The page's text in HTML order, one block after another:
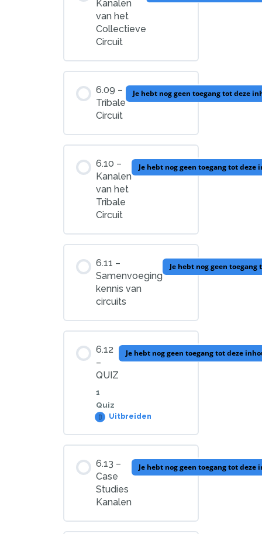
Kanalen
van het
Collectieve
Circuit
6.09 –
Tribale
Circuit
Je hebt nog geen toegang tot deze
6.10 –
Kanalen
van het
Tribale
Circuit
Je hebt nog geen toegang tot deze
6.11 –
Samenvoeging
kennis van
circuits
Je hebt nog geen
6.12
–
QUIZ
1
Quiz
Je hebt nog geen toegang tot deze
Uitbreiden
6.12
QUIZ
Poorten, Circuits,
6.13 –
Case
Studies
Kanalen
Je hebt nog geen toegang tot deze